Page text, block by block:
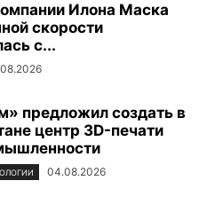
Илона Маска
скорости
с...
предложил создать в
центр 3D-печати
04.08.2026